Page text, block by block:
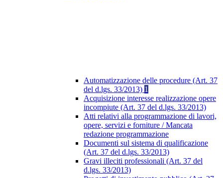
Automatizzazione delle procedure (Art. 37
del d.lgs. 33/2013) 1
Acquisizione interesse realizzazione opere
incompiute (Art. 37 del d.lgs. 33/2013)
Atti relativi alla programmazione di lavori,
opere, servizi e forniture / Mancata
redazione programmazione
Documenti sul sistema di qualificazione
(Art. 37 del d.lgs. 33/2013)
Gravi illeciti professionali (Art. 37 del
d.lgs. 33/2013)